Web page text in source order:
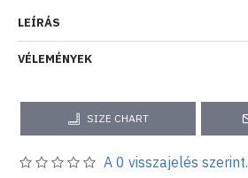
LEÍRÁS
VÉLEMÉNYEK
SIZE CHART
A 0 visszajelés szerint.